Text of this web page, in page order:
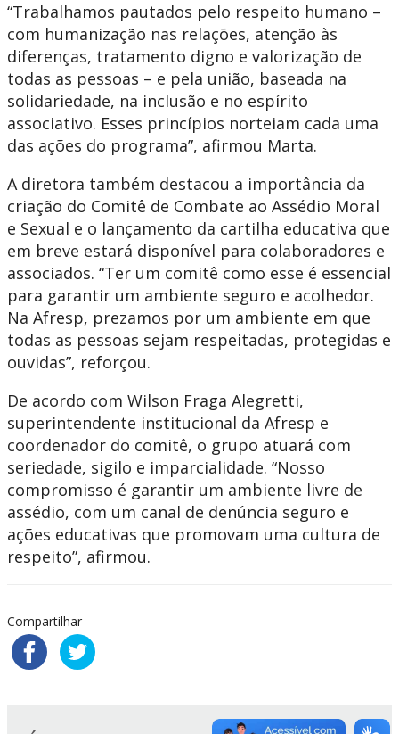
“Trabalhamos pautados pelo respeito humano –
com humanização nas relações, atenção às
diferenças, tratamento digno e valorização de
todas as pessoas – e pela união, baseada na
solidariedade, na inclusão e no espírito
associativo. Esses princípios norteiam cada uma
das ações do programa”, afirmou Marta.
A diretora também destacou a importância da
criação do Comitê de Combate ao Assédio Moral
e Sexual e o lançamento da cartilha educativa que
em breve estará disponível para colaboradores e
associados. “Ter um comitê como esse é essencial
para garantir um ambiente seguro e acolhedor.
Na Afresp, prezamos por um ambiente em que
todas as pessoas sejam respeitadas, protegidas e
ouvidas”, reforçou.
De acordo com Wilson Fraga Alegretti,
superintendente institucional da Afresp e
coordenador do comitê, o grupo atuará com
seriedade, sigilo e imparcialidade. “Nosso
compromisso é garantir um ambiente livre de
assédio, com um canal de denúncia seguro e
ações educativas que promovam uma cultura de
respeito”, afirmou.
Compartilhar